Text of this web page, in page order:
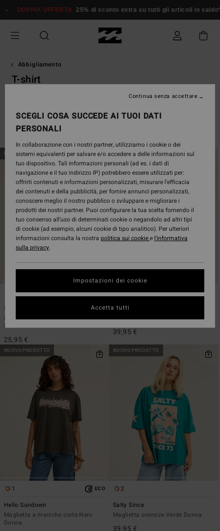
alla
griglie
prodotti
25% di sconto extra su tutti gli articoli in saldo* Donna
Abbigliamento
T-shirt
Filtra e Ordina
Salta
ai
criteri
ricerca
Vai
a
visualizza
ordine
NUOVO PRODOTTO
ECO
Surfing In Town
Maglietta a maniche corte Blu
Donna
25,95 €
NUOVO PRODOTTO
1 ECO
Since 73 True
Maglietta oversize Beige Donna
39,95 €
NUOVO PRODOTTO
1 ECO
Hello Sundown
Maglietta a maniche corte Nero
Donna
NUOVO PRODOTTO
2
Salty Since
Maglietta oversize Verde Donna
SCEGLI COSA SUCCEDE AI TUOI DATI
PERSONALI
In collaborazione con i nostri partner, utilizziamo i cookie o dei
sistemi equivalenti per salvare e/o accedere a delle informazioni sul
tuo dispositivo. Tali informazioni personali (ad es. i dati di
navigazione e il tuo indirizzo IP) potrebbero essere utilizzati per:
offrirti contenuti e informazioni personalizzati, misurare l’efficacia
dei contenuti e della pubblicità, per fornire annunci personalizzati,
conoscere meglio il nostro pubblico o sviluppare e migliorare i
prodotti dei nostri partner. Puoi configurare la tua scelta fornendo il
tuo consenso all’uso di determinati cookie o negandolo ad altri tipi
di cookie (ad esempio, alcuni cookie di tipo analitico). Per ulteriori
informazioni consulta la nostra politica sui cookiee l'informativa
sulla privacy.
Impostazioni dei cookie
Continua senza accettare
Accetta tutti